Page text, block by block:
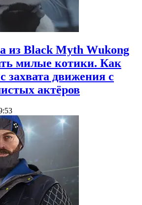
из Black Myth Wukong
милые котики. Как
захвата движения с
актёров